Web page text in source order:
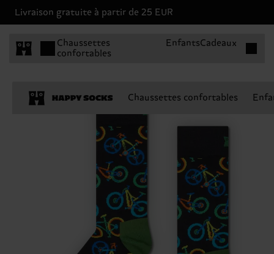
Livraison gratuite à partir de 25 EUR
Chaussettes
confortables
EnfantsCadeaux
Chaussettes confortables